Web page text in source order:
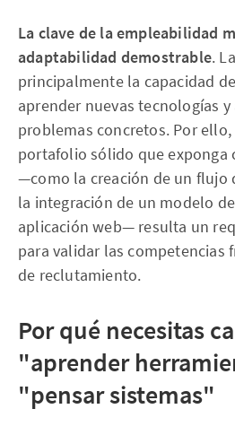
La clave de la empleabilidad
adaptabilidad demostrable.
principalmente la capacidad
aprender nuevas tecnologías y
problemas concretos. Por
portafolio sólido que exponga
—como la creación de un flujo
la integración de un modelo
aplicación web— resulta un
para validar las competencias
de reclutamiento.
Por qué necesitas
"aprender
"pensar sistemas"